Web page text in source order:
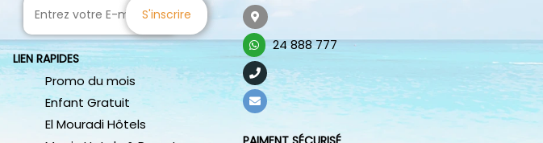
S'inscrire
LIEN RAPIDES
Promo du mois
Enfant Gratuit
El Mouradi Hôtels
24 888 777